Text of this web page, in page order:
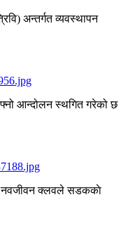
अन्तर्गत व्यवस्थापन
आन्दोलन स्थगित गरेको छ
नवजीवन क्लवले सडककाे